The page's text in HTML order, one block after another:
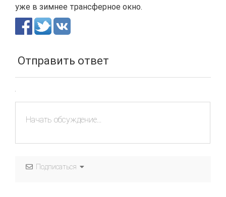
уже в зимнее трансферное окно.
Отправить ответ
Подписаться